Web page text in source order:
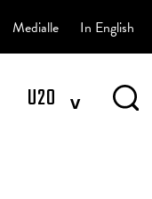
U20 ^
Medialle In English